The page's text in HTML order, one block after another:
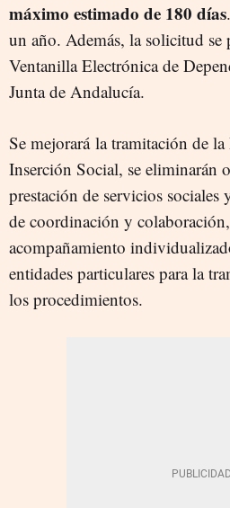
máximo estimado de 180 días
un año. Además, la solicitud se
Ventanilla Electrónica de
Junta de Andalucía.
Se mejorará la tramitación de
Inserción Social, se eliminarán
prestación de servicios sociales
de coordinación y
acompañamiento
entidades particulares para la
los procedimientos.